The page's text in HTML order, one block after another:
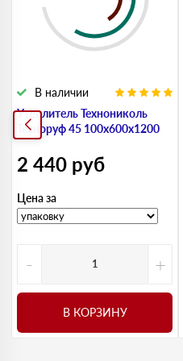
Утеплитель Технониколь
Техноруф 45 100х600х1200
В наличии
2 440 руб
Цена за
- +
В КОРЗИНУ